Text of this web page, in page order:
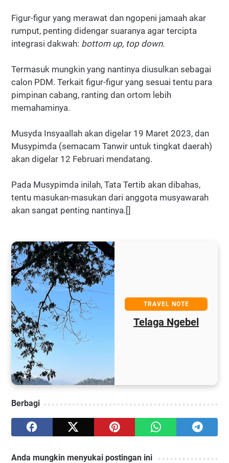
Figur-figur yang merawat dan ngopeni jamaah akar
rumput, penting didengar suaranya agar tercipta
integrasi dakwah: bottom up, top down.
Termasuk mungkin yang nantinya diusulkan sebagai
calon PDM. Terkait figur-figur yang sesuai tentu para
pimpinan cabang, ranting dan ortom lebih
memahaminya.
Musyda Insyaallah akan digelar 19 Maret 2023, dan
Musypimda (semacam Tanwir untuk tingkat daerah)
akan digelar 12 Februari mendatang.
Pada Musypimda inilah, Tata Tertib akan dibahas,
tentu masukan-masukan dari anggota musyawarah
akan sangat penting nantinya.[]
TRAVEL NOTE
Telaga Ngebel
Berbagi
Anda mungkin menyukai postingan ini